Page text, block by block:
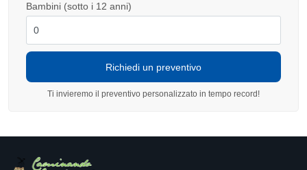
Bambini (sotto i 12 anni)
Ti invieremo il preventivo personalizzato in tempo record!